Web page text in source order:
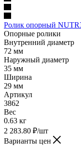
Ролик опорный
Опорные ролики
Внутренний диаметр
72 мм
Наружный диаметр
35 мм
Ширина
29 мм
Артикул
3862
Вес
0.63 кг
2 283.80 ₽/шт
Варианты цен